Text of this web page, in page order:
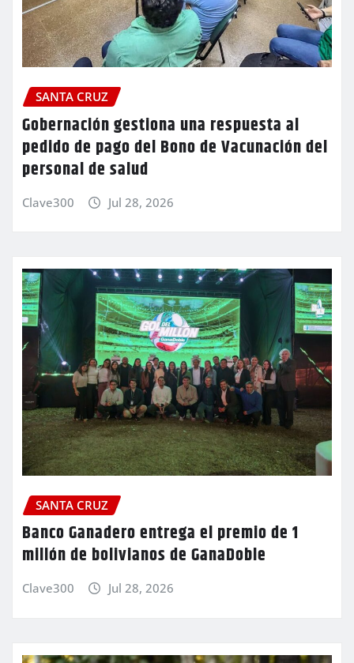
SANTA CRUZ
Gobernación gestiona una respuesta al
pedido de pago del Bono de Vacunación del
personal de salud
Clave300 Jul 28, 2026
SANTA CRUZ
Banco Ganadero entrega el premio de 1
millón de bolivianos de GanaDoble
Clave300 Jul 28, 2026